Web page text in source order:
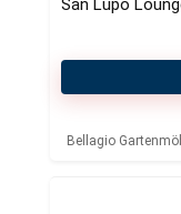
Bellagio